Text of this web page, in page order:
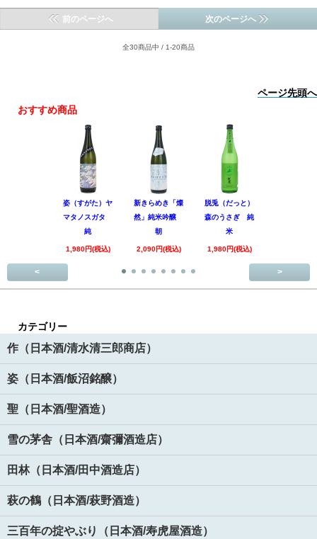
前のページへ 次のページへ
全30商品中 / 1-20商品
ページ先頭へ
おすすめ商品
姿（すがた）ヤ
マタノスガタ
純
1,980円(税込)
新きらめき「燦
然」純米吟醸
朝
2,090円(税込)
脱兎（だっと）
森のうさぎ 純
米
1,980円(税込)
< >
カテゴリー
作（日本酒/清水清三郎商店）
姿（日本酒/飯沼銘醸）
聖（日本酒/聖酒造）
雪の茅舎（日本酒/齋彌酒造店）
田林（日本酒/田中酒造店）
萩の鶴（日本酒/萩野酒造）
三百年の掟やぶり（日本酒/寿虎屋酒造）